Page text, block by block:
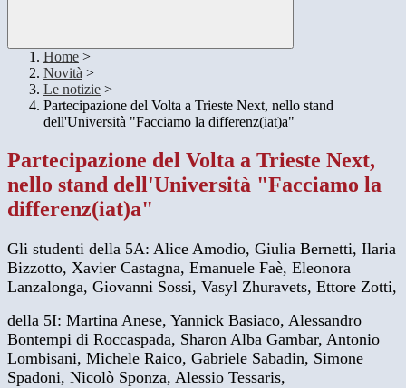
Home >
Novità >
Le notizie >
Partecipazione del Volta a Trieste Next, nello stand
dell'Università "Facciamo la differenz(iat)a"
Partecipazione del Volta a Trieste Next,
nello stand dell'Università "Facciamo la
differenz(iat)a"
Gli studenti della 5A: Alice Amodio, Giulia Bernetti, Ilaria
Bizzotto, Xavier Castagna, Emanuele Faè, Eleonora
Lanzalonga, Giovanni Sossi, Vasyl Zhuravets, Ettore Zotti,
della 5I: Martina Anese, Yannick Basiaco, Alessandro
Bontempi di Roccaspada, Sharon Alba Gambar, Antonio
Lombisani, Michele Raico, Gabriele Sabadin, Simone
Spadoni, Nicolò Sponza, Alessio Tessaris,